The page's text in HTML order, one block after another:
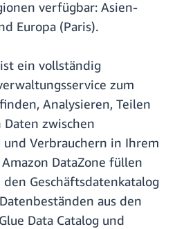
verfügbar: Asien-
Europa (Paris).
ein vollständig
zum
Analysieren, Teilen
zwischen
Verbrauchern in Ihrem
DataZone füllen
Geschäftsdatenkatalog
aus den
Data Catalog und